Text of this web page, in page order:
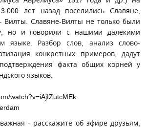
лет назад поселились Славяне,
Вилты. Славяне-Вилты не только были
но и говорили с нашими далёкими
языке. Разбор слов, анализ слово-
конкретных примеров, дадут
факта общих корней у
языков.
watch?v=iAjIZutcMEk
- расскажите об эфире друзьям,